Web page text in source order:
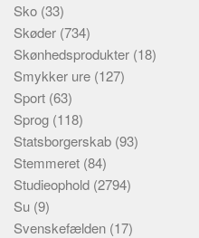
Sko (33)
Skøder (734)
Skønhedsprodukter (18)
Smykker ure (127)
Sport (63)
Sprog (118)
Statsborgerskab (93)
Stemmeret (84)
Studieophold (2794)
Su (9)
Svenskefælden (17)